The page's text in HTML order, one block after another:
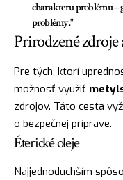
charakteru problému –
problémy."
Prirodzené zdroje
Pre tých, ktorí
možnosť využiť
zdrojov. Táto cesta
o bezpečnej príprave.
Éterické oleje
Najjednoduchším